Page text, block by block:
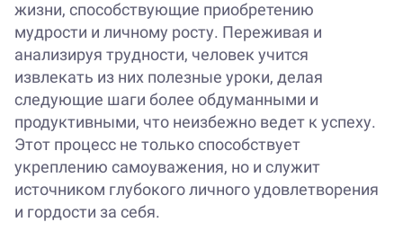
жизни, способствующие приобретению
мудрости и личному росту. Переживая и
анализируя трудности, человек учится
извлекать из них полезные уроки, делая
следующие шаги более обдуманными и
продуктивными, что неизбежно ведет к успеху.
Этот процесс не только способствует
укреплению самоуважения, но и служит
источником глубокого личного удовлетворения
и гордости за себя.